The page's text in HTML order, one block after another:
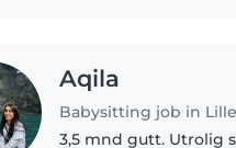
Aqila
3,5 mnd gutt. Utrolig